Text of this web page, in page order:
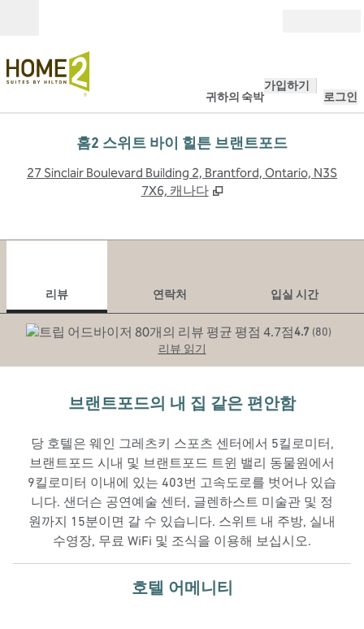
귀하의 숙박
가입하기
로그인
홈2 스위트 바이 힐튼 브랜트포드
27 Sinclair Boulevard Building 2, Brantford, Ontario, N3S
7X6, 캐나다
리뷰 연락처
입실 시간
4.7 (80)
리뷰 읽기
브랜트포드의 내 집 같은 편안함
당 호텔은 웨인 그레츠키 스포츠 센터에서 5킬로미터,
브랜트포드 시내 및 브랜트포드 트윈 밸리 동물원에서
9킬로미터 이내에 있는 403번 고속도로를 벗어나 있습
니다. 샌더슨 공연예술 센터, 글렌하스트 미술관 및 정
원까지 15분이면 갈 수 있습니다. 스위트 내 주방, 실내
수영장, 무료 WiFi 및 조식을 이용해 보십시오.
호텔 어메니티